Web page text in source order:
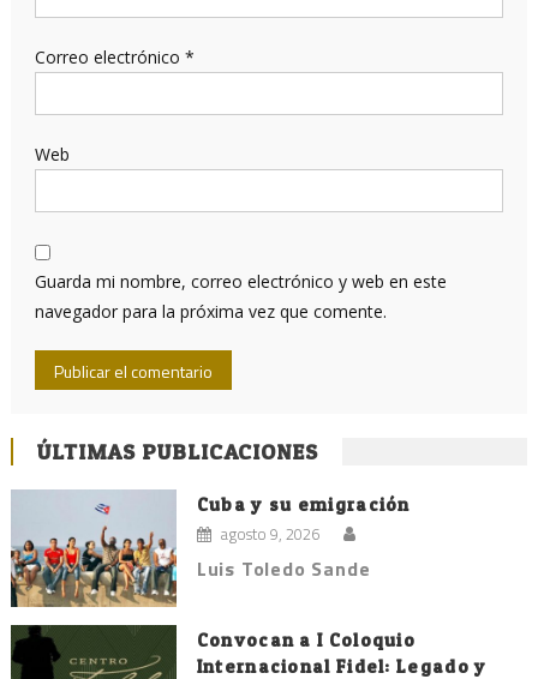
Correo electrónico *
Web
Guarda mi nombre, correo electrónico y web en este
navegador para la próxima vez que comente.
ÚLTIMAS PUBLICACIONES
Cuba y su emigración
agosto 9, 2026
Luis Toledo Sande
Convocan a I Coloquio
Internacional Fidel: Legado y